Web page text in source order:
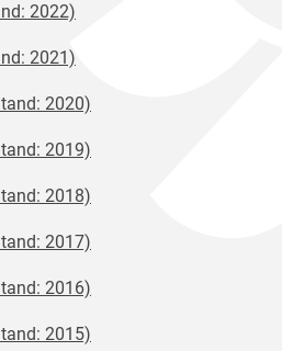
2022)
2021)
2020)
2019)
2018)
2017)
2016)
2015)